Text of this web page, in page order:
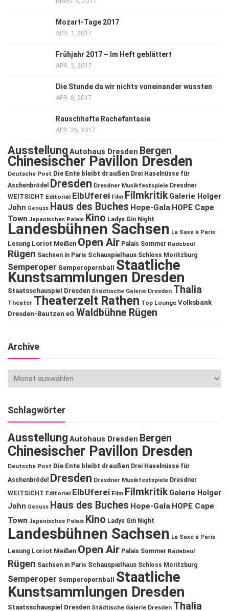
Mozart-Tage 2017
APR. 1, 2017
Frühjahr 2017 – Im Heft geblättert
APR. 5, 2017
Die Stunde da wir nichts voneinander wussten
APR. 8, 2017
Rauschhafte Rachefantasie
APR. 26, 2017
Ausstellung Autohaus Dresden Bergen
Chinesischer Pavillon Dresden
Deutsche Post Die Ente bleibt draußen Drei Haselnüsse für
Aschenbrödel
Dresden Dresdner Musikfestspiele Dresdner
WEITSICHT Editorial ElbUferei Film Filmkritik Galerie Holger
John Genuss Haus des Buches Hope-Gala HOPE Cape
Town Japanisches Palais Kino Ladys Gin Night
Landesbühnen Sachsen La Saxe à Paris
Lesung Loriot Meißen Open Air Palais Sommer Radebeul
Rügen Sachsen in Paris Schauspielhaus Schloss Moritzburg
Semperoper Semperopernball Staatliche
Kunstsammlungen Dresden
Staatsschauspiel Dresden Städtische Galerie Dresden Thalia
Theater Theaterzelt Rathen Top Lounge Volksbank
Dresden-Bautzen eG Waldbühne Rügen
Archive
Schlagwörter
Ausstellung Autohaus Dresden Bergen
Chinesischer Pavillon Dresden
Deutsche Post Die Ente bleibt draußen Drei Haselnüsse für
Aschenbrödel
Dresden Dresdner Musikfestspiele Dresdner
WEITSICHT Editorial ElbUferei Film Filmkritik Galerie Holger
John Genuss Haus des Buches Hope-Gala HOPE Cape
Town Japanisches Palais Kino Ladys Gin Night
Landesbühnen Sachsen La Saxe à Paris
Lesung Loriot Meißen Open Air Palais Sommer Radebeul
Rügen Sachsen in Paris Schauspielhaus Schloss Moritzburg
Semperoper Semperopernball
Staatliche
Kunstsammlungen Dresden
Staatsschauspiel Dresden Städtische Galerie Dresden Thalia